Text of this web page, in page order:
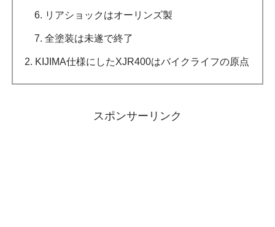
リアショックはオーリンズ製
全塗装は未遂で終了
KIJIMA仕様にしたXJR400はバイクライフの原点
スポンサーリンク